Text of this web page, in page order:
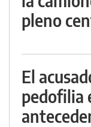
pleno
El
pedofilia